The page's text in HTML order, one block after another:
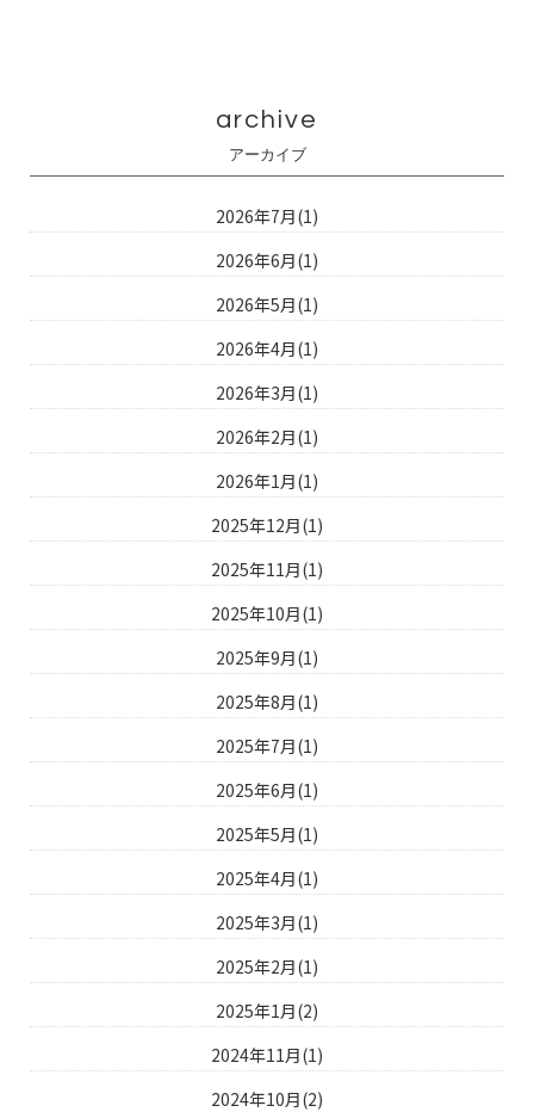
archive
アーカイブ
2026年7月(1)
2026年6月(1)
2026年5月(1)
2026年4月(1)
2026年3月(1)
2026年2月(1)
2026年1月(1)
2025年12月(1)
2025年11月(1)
2025年10月(1)
2025年9月(1)
2025年8月(1)
2025年7月(1)
2025年6月(1)
2025年5月(1)
2025年4月(1)
2025年3月(1)
2025年2月(1)
2025年1月(2)
2024年11月(1)
2024年10月(2)